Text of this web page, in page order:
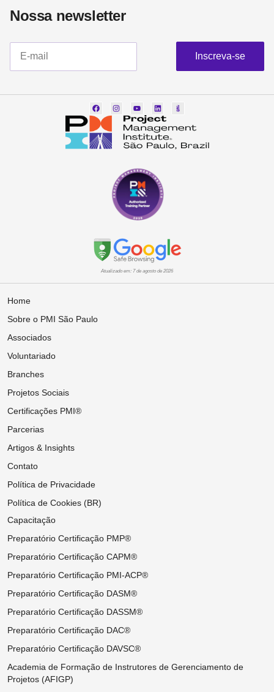
Nossa newsletter​
Inscreva-se
Atualizado em: 7 de agosto de 2026
Home
Sobre o PMI São Paulo
Associados
Voluntariado
Branches
Projetos Sociais
Certificações PMI®
Parcerias
Artigos & Insights
Contato
Política de Privacidade
Política de Cookies (BR)
Capacitação
Preparatório Certificação PMP®
Preparatório Certificação CAPM®
Preparatório Certificação PMI-ACP®
Preparatório Certificação DASM®
Preparatório Certificação DASSM®
Preparatório Certificação DAC®
Preparatório Certificação DAVSC®
Academia de Formação de Instrutores de Gerenciamento de
Projetos (AFIGP)